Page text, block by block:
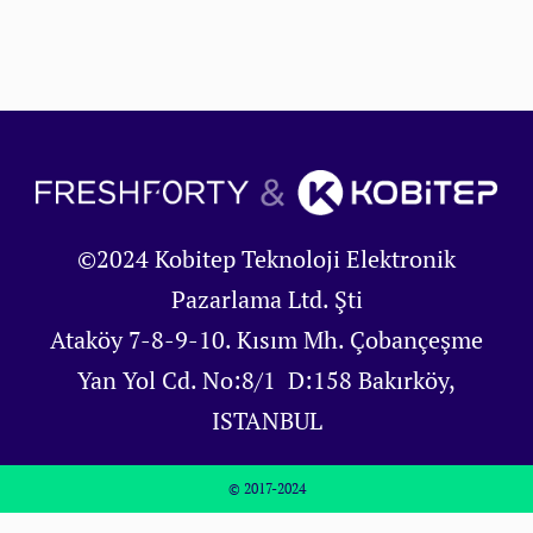
©2024 Kobitep Teknoloji Elektronik
Pazarlama Ltd. Şti
Ataköy 7-8-9-10. Kısım Mh. Çobançeşme
Yan Yol Cd. No:8/1 D:158 Bakırköy,
ISTANBUL
© 2017-2024